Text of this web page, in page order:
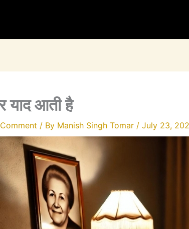
याद आती है
/ By Manish Singh Tomar / July 23,